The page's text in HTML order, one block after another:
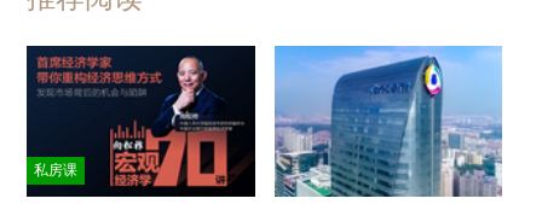
私房课